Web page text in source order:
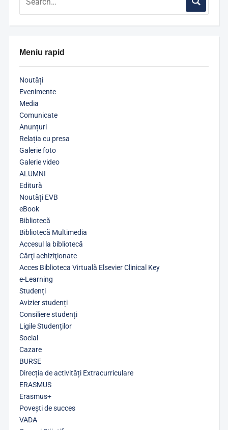
Meniu rapid
Noutăți
Evenimente
Media
Comunicate
Anunțuri
Relația cu presa
Galerie foto
Galerie video
ALUMNI
Editură
Noutăți EVB
eBook
Bibliotecă
Bibliotecă Multimedia
Accesul la bibliotecă
Cărţi achiziţionate
Acces Biblioteca Virtuală Elsevier Clinical Key
e-Learning
Studenți
Avizier studenți
Consiliere studenți
Ligile Studenților
Social
Cazare
BURSE
Direcția de activități Extracurriculare
ERASMUS
Erasmus+
Povești de succes
VADA